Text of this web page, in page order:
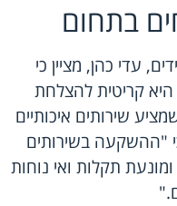
בתחום
עדי כהן, מציין כי
היא קריטית להצלחת
שירותים איכותיים
"ההשקעה בשירותים
תקלות ואי נוחות